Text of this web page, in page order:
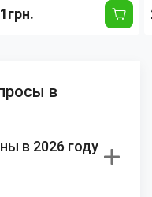
за 8 секунд, зарядка
в
в 2026 году